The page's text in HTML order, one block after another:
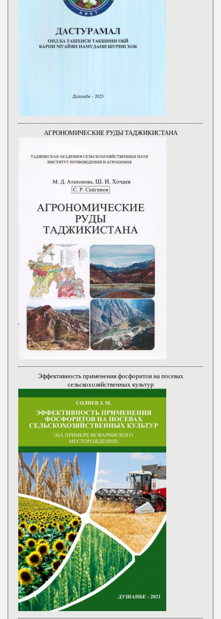
АГРОНОМИЧЕСКИЕ РУДЫ ТАДЖИКИСТАНА
Эффективность применения фосфоритов на посевах
сельскохозяйственных культур